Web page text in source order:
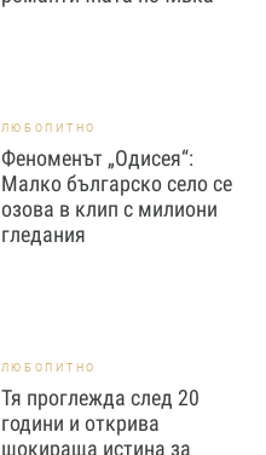
ЛЮБОПИТНО
Феноменът „Одисея“:
Малко българско село се
озова в клип с милиони
гледания
ЛЮБОПИТНО
Тя проглежда след 20
години и открива
шокираща истина за